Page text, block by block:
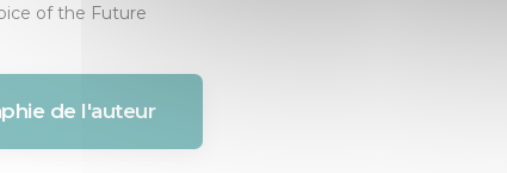
of the Future
de l'auteur